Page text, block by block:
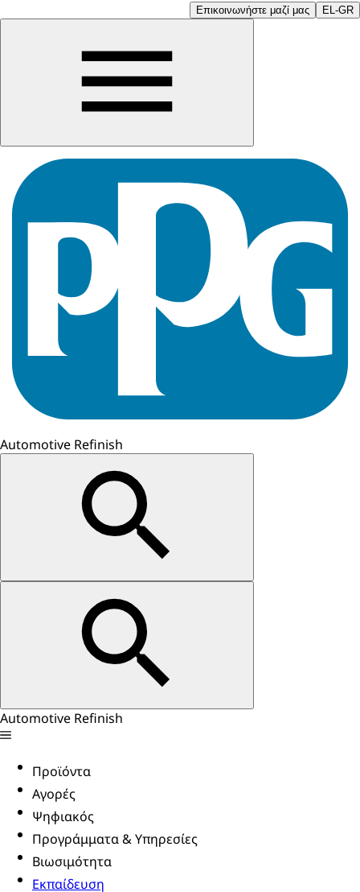
Επικοινωνήστε μαζί μας EL-GR
Automotive Refinish
Automotive Refinish
Προϊόντα
Αγορές
Ψηφιακός
Προγράμματα & Υπηρεσίες
Βιωσιμότητα
Εκπαίδευση